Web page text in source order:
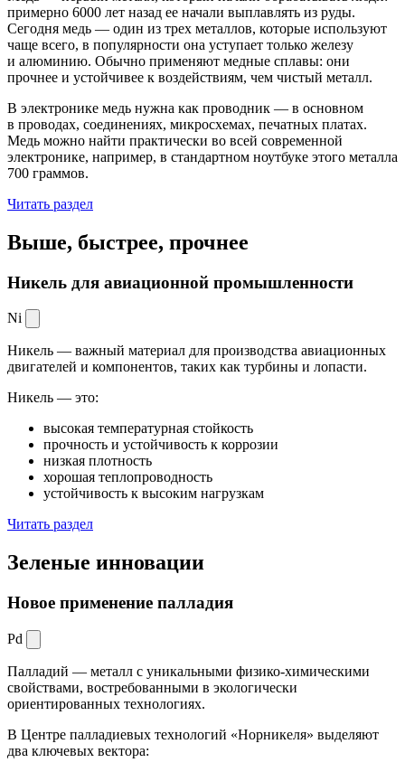
примерно 6000 лет назад ее начали выплавлять из руды.
Сегодня медь — один из трех металлов, которые используют
чаще всего, в популярности она уступает только железу
и алюминию. Обычно применяют медные сплавы: они
прочнее и устойчивее к воздействиям, чем чистый металл.
В электронике медь нужна как проводник — в основном
в проводах, соединениях, микросхемах, печатных платах.
Медь можно найти практически во всей современной
электронике, например, в стандартном ноутбуке этого металла
700 граммов.
Читать раздел
Выше, быстрее, прочнее
Никель для авиационной промышленности
Ni
Никель — важный материал для производства авиационных
двигателей и компонентов, таких как турбины и лопасти.
Никель — это:
высокая температурная стойкость
прочность и устойчивость к коррозии
низкая плотность
хорошая теплопроводность
устойчивость к высоким нагрузкам
Читать раздел
Зеленые инновации
Новое применение палладия
Pd
Палладий — металл с уникальными физико-химическими
свойствами, востребованными в экологически
ориентированных технологиях.
В Центре палладиевых технологий «Норникеля» выделяют
два ключевых вектора: